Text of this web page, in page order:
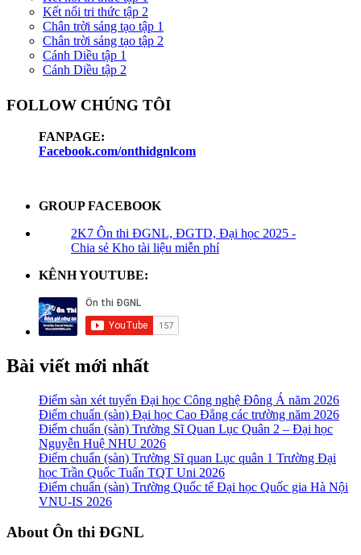
Kết nối tri thức tập 2
Chân trời sáng tạo tập 1
Chân trời sáng tạo tập 2
Cánh Diều tập 1
Cánh Diều tập 2
FOLLOW CHÚNG TÔI
FANPAGE:
Facebook.com/onthidgnlcom
GROUP FACEBOOK
2K7 Ôn thi ĐGNL, ĐGTD, Đại học 2025 -
Chia sẻ Kho tài liệu miễn phí
KÊNH YOUTUBE:
Bài viết mới nhất
Điểm sàn xét tuyển Đại học Công nghệ Đông Á năm 2026
Điểm chuẩn (sàn) Đại học Cao Đẳng các trường năm 2026
Điểm chuẩn (sàn) Trường Sĩ Quan Lục Quân 2 – Đại học
Nguyễn Huệ NHU 2026
Điểm chuẩn (sàn) Trường Sĩ quan Lục quân 1 Trường Đại
học Trần Quốc Tuấn TQT Uni 2026
Điểm chuẩn (sàn) Trường Quốc tế Đại học Quốc gia Hà Nội
VNU-IS 2026
Footer
About Ôn thi ĐGNL